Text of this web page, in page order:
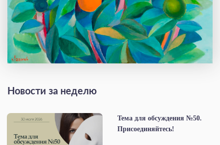
Новости за неделю
Тема для обсуждения №50.
Присоединяйтесь!